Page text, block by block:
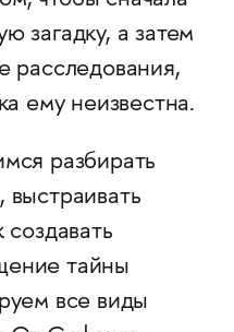
загадку, а затем
расследования,
ему неизвестна.
разбирать
выстраивать
тайны
все виды